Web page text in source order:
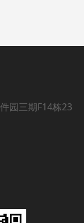
园三期F14栋23